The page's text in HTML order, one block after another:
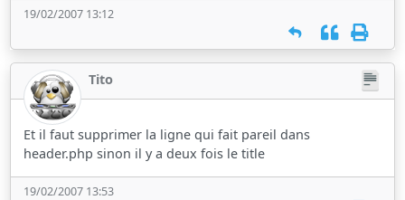
19/02/2007 13:12
Tito
Et il faut supprimer la ligne qui fait pareil dans
header.php sinon il y a deux fois le title
19/02/2007 13:53